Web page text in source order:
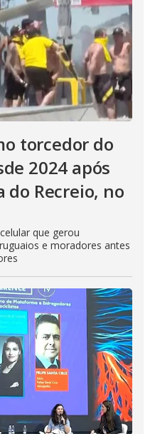
torcedor do
2024 após
do Recreio, no
que gerou
e moradores antes